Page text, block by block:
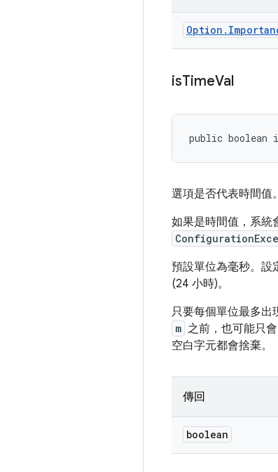
Option .
isTimeVal
public boolean
選項是否代表時間值。
如果是時間值，系統
預設單位為毫秒。設
(24 小時)。
只要每個單位最多出
m 之前，也可能只
空白字元都會捨棄。
傳回
boolean